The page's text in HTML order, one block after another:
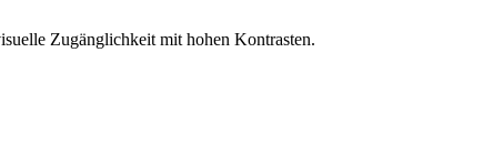
Zugänglichkeit mit hohen Kontrasten.